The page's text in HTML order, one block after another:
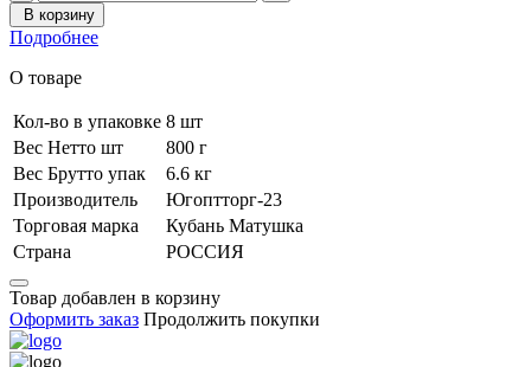
В корзину
Подробнее
О товаре
Кол-во в упаковке 8 шт
Вес Нетто шт
800 г
Вес Брутто упак
6.6 кг
Производитель
Югоптторг-23
Торговая марка
Кубань Матушка
Страна
РОССИЯ
Товар добавлен в корзину
Оформить заказ Продолжить покупки